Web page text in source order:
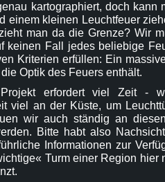
kartographiert, doch kann
einem kleinen Leuchtfeuer
man da die Grenze? Wir
keinen Fall jedes beliebige
Kriterien erfüllen: Ein
Optik des Feuers enthält.
erfordert viel Zeit -
viel an der Küste, um
wir auch ständig an
Bitte habt also
Informationen zur
Turm einer Region hier